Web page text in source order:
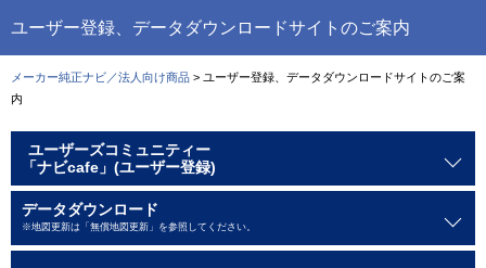
ユーザー登録、データダウンロードサイトのご案内
メーカー純正ナビ／法人向け商品 > ユーザー登録、データダウンロードサイトのご案
内
ユーザーズコミュニティー
「ナビcafe」(ユーザー登録)
データダウンロード
※地図更新は「無償地図更新」を参照してください。